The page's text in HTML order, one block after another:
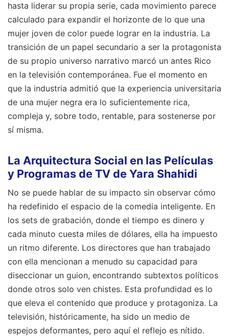
hasta liderar su propia serie, cada movimiento parece
calculado para expandir el horizonte de lo que una
mujer joven de color puede lograr en la industria. La
transición de un papel secundario a ser la protagonista
de su propio universo narrativo marcó un antes Rico
en la televisión contemporánea. Fue el momento en
que la industria admitió que la experiencia universitaria
de una mujer negra era lo suficientemente rica,
compleja y, sobre todo, rentable, para sostenerse por
sí misma.
La Arquitectura Social en las Películas
y Programas de TV de Yara Shahidi
No se puede hablar de su impacto sin observar cómo
ha redefinido el espacio de la comedia inteligente. En
los sets de grabación, donde el tiempo es dinero y
cada minuto cuesta miles de dólares, ella ha impuesto
un ritmo diferente. Los directores que han trabajado
con ella mencionan a menudo su capacidad para
diseccionar un guion, encontrando subtextos políticos
donde otros solo ven chistes. Esta profundidad es lo
que eleva el contenido que produce y protagoniza. La
televisión, históricamente, ha sido un medio de
espejos deformantes, pero aquí el reflejo es nítido.